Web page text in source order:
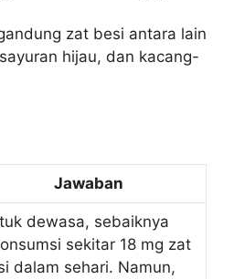
zat besi antara lain
hijau, dan kacang-
Jawaban
dewasa, sebaiknya
sekitar 18 mg zat
dalam sehari. Namun,